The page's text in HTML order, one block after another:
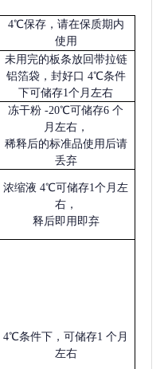
4℃保存，请在保质期内
使用
未用完的板条放回带拉链
铝箔袋，封好口 4℃条件
下可储存1个月左右
冻干粉 -20℃可储存6 个
月左右，
稀释后的标准品使用后请
丢弃
浓缩液 4℃可储存1个月左
右，
释后即用即弃
4℃条件下，可储存1 个月
左右